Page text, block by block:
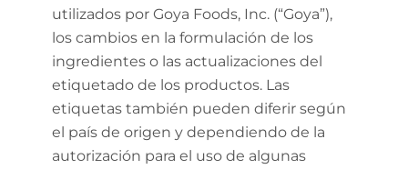
utilizados por Goya Foods, Inc. (“Goya”),
los cambios en la formulación de los
ingredientes o las actualizaciones del
etiquetado de los productos. Las
etiquetas también pueden diferir según
el país de origen y dependiendo de la
autorización para el uso de algunas